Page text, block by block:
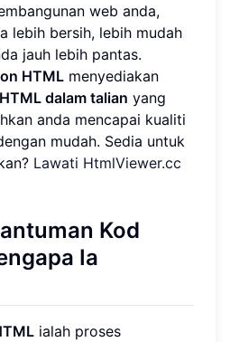
web anda,
lebih bersih, lebih mudah
jauh lebih pantas.
HTML menyediakan
dalam talian yang
anda mencapai kualiti
mudah. Sedia untuk
Lawati HtmlViewer.cc
Kod
Ia
ialah proses